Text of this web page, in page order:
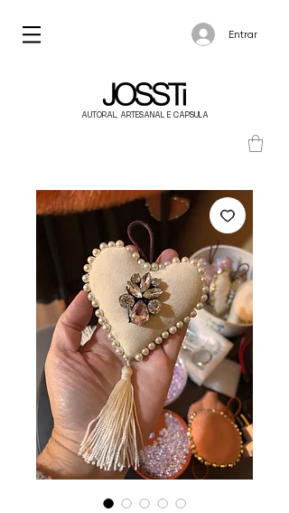
Entrar
AUTORAL, ARTESANAL E CÁPSULA